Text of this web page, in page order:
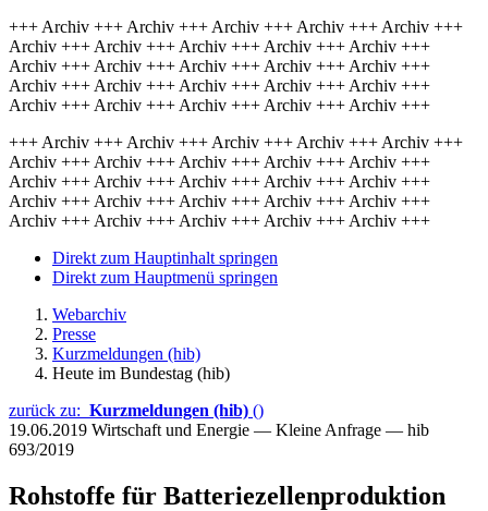
+++ Archiv +++ Archiv +++ Archiv +++ Archiv +++ Archiv +++
Archiv +++ Archiv +++ Archiv +++ Archiv +++ Archiv +++
Archiv +++ Archiv +++ Archiv +++ Archiv +++ Archiv +++
Archiv +++ Archiv +++ Archiv +++ Archiv +++ Archiv +++
Archiv +++ Archiv +++ Archiv +++ Archiv +++ Archiv +++
+++ Archiv +++ Archiv +++ Archiv +++ Archiv +++ Archiv +++
Archiv +++ Archiv +++ Archiv +++ Archiv +++ Archiv +++
Archiv +++ Archiv +++ Archiv +++ Archiv +++ Archiv +++
Archiv +++ Archiv +++ Archiv +++ Archiv +++ Archiv +++
Archiv +++ Archiv +++ Archiv +++ Archiv +++ Archiv +++
Direkt zum Hauptinhalt springen
Direkt zum Hauptmenü springen
Webarchiv
Presse
Kurzmeldungen (hib)
Heute im Bundestag (hib)
zurück zu: Kurzmeldungen (hib) ()
19.06.2019 Wirtschaft und Energie — Kleine Anfrage — hib
693/2019
Rohstoffe für Batteriezellenproduktion